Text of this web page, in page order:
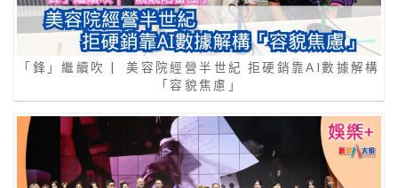
「鋒」繼續吹 | 美容院經營半世紀 拒硬銷靠AI數據解構
「容貌焦慮」